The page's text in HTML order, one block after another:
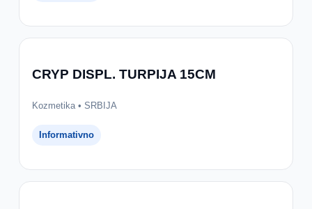
CRYP DISPL. TURPIJA 15CM
Kozmetika • SRBIJA
Informativno